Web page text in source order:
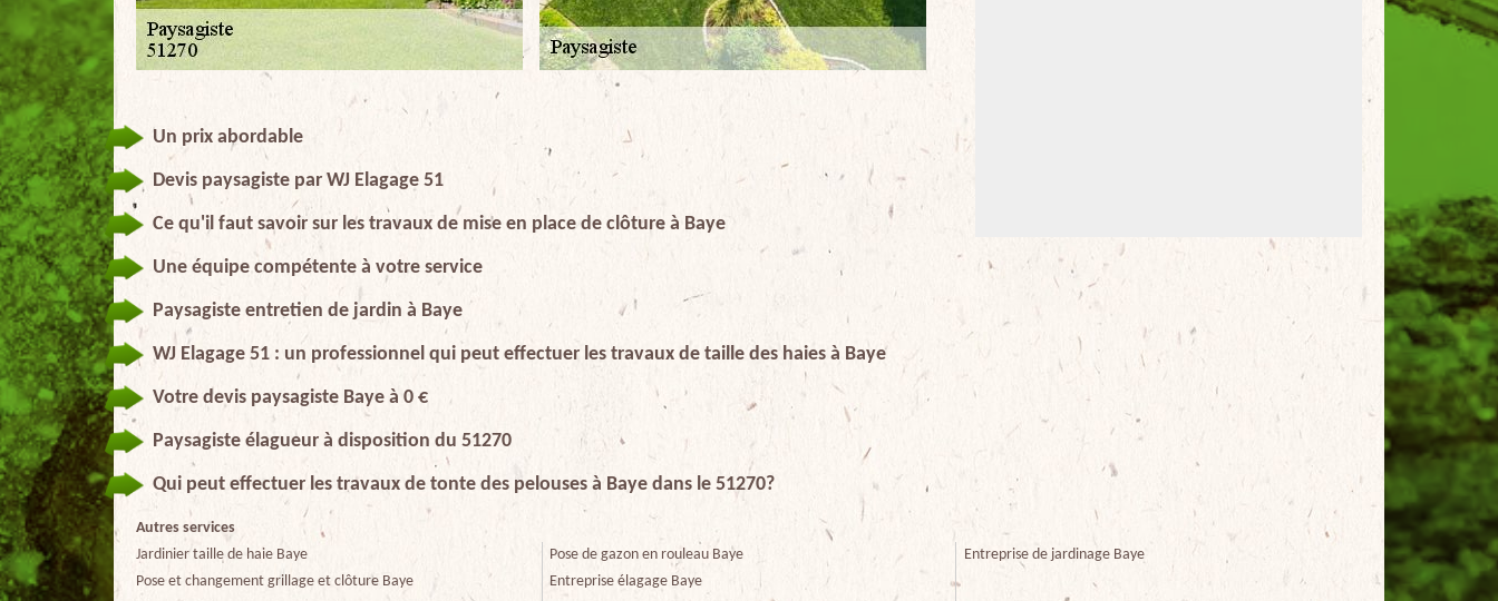
Un prix abordable
Devis paysagiste par WJ Elagage 51
Ce qu'il faut savoir sur les travaux de mise en place de clôture à Baye
Une équipe compétente à votre service
Paysagiste entretien de jardin à Baye
WJ Elagage 51 : un professionnel qui peut effectuer les travaux de taille des haies à Baye
Votre devis paysagiste Baye à 0 €
Paysagiste élagueur à disposition du 51270
Qui peut effectuer les travaux de tonte des pelouses à Baye dans le 51270?
Autres services
Jardinier taille de haie Baye
Pose et changement grillage et clôture Baye
Pose de gazon en rouleau Baye
Entreprise élagage Baye
Entreprise de jardinage Baye